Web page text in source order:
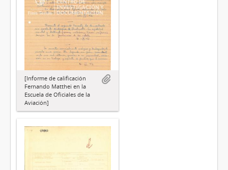
[Informe de calificación
Fernando Matthei en la
Escuela de Oficiales de la
Aviación]